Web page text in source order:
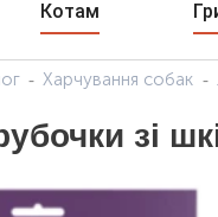
Котам
Харчування собак
зі